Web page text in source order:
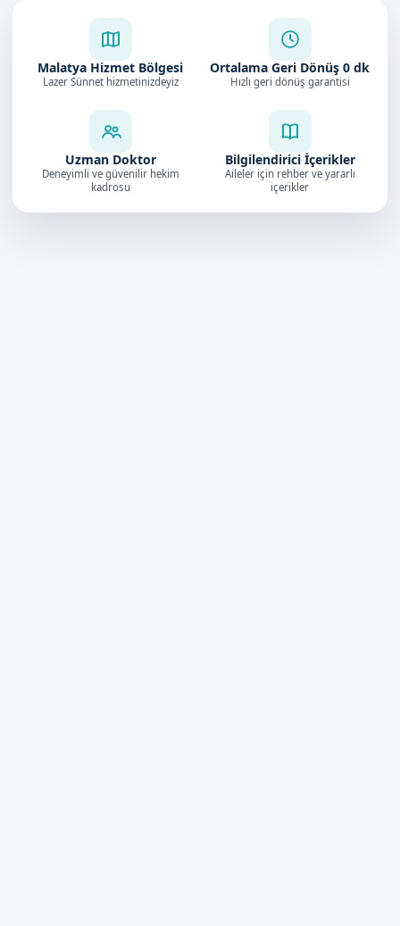
Malatya Hizmet Bölgesi
Lazer Sünnet hizmetinizdeyiz
Ortalama Geri Dönüş 0 dk
Hızlı geri dönüş garantisi
Uzman Doktor
Deneyimli ve güvenilir hekim
kadrosu
Bilgilendirici İçerikler
Aileler için rehber ve yararlı
içerikler